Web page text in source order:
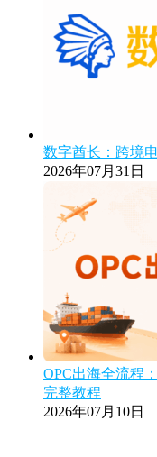
数字酋长：跨境
2026年07月31日
OPC出海全流程
完整教程
2026年07月10日